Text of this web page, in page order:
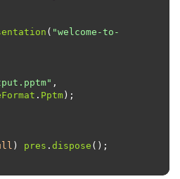
( "welcome-to-
. Pptm
) pres . dispose